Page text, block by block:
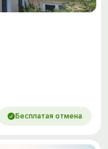
Бесплатая отмена